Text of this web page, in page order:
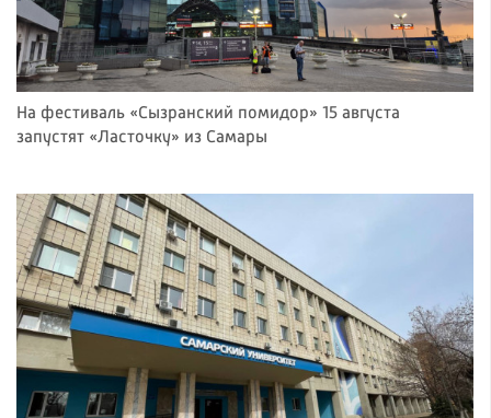
На фестиваль «Сызранский помидор» 15 августа
запустят «Ласточку» из Самары